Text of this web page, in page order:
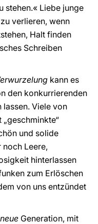
stehen.« Liebe junge
verlieren, wenn
Halt finden
Schreiben
kann es
den konkurrierenden
lassen. Viele von
und solide
Leere,
hinterlassen
zum Erlöschen
von uns entzündet
neue Generation, mit